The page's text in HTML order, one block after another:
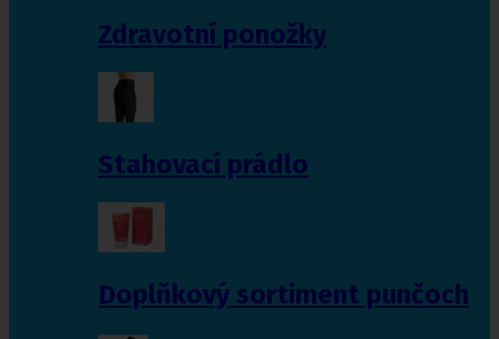
Zdravotní ponožky
Stahovací prádlo
Doplňkový sortiment punčoch